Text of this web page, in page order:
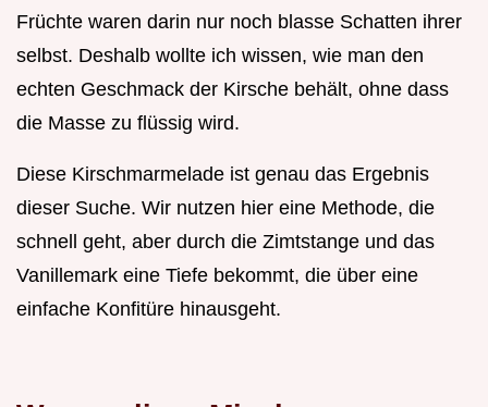
Früchte waren darin nur noch blasse Schatten ihrer
selbst. Deshalb wollte ich wissen, wie man den
echten Geschmack der Kirsche behält, ohne dass
die Masse zu flüssig wird.
Diese Kirschmarmelade ist genau das Ergebnis
dieser Suche. Wir nutzen hier eine Methode, die
schnell geht, aber durch die Zimtstange und das
Vanillemark eine Tiefe bekommt, die über eine
einfache Konfitüre hinausgeht.